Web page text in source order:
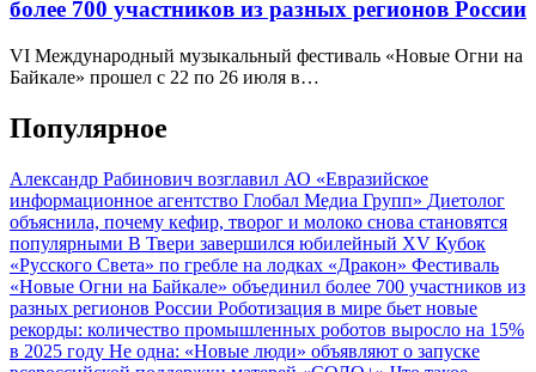
более 700 участников из разных регионов России
VI Международный музыкальный фестиваль «Новые Огни на
Байкале» прошел с 22 по 26 июля в…
Популярное
Александр Рабинович возглавил АО «Евразийское
информационное агентство Глобал Медиа Групп» Диетолог
объяснила, почему кефир, творог и молоко снова становятся
популярными В Твери завершился юбилейный XV Кубок
«Русского Света» по гребле на лодках «Дракон» Фестиваль
«Новые Огни на Байкале» объединил более 700 участников из
разных регионов России Роботизация в мире бьет новые
рекорды: количество промышленных роботов выросло на 15%
в 2025 году Не одна: «Новые люди» объявляют о запуске